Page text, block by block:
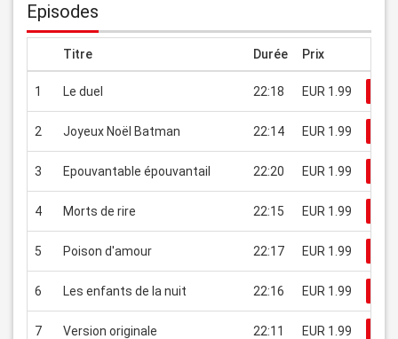
Episodes
Titre Durée Prix
1 Le duel 22:18 EUR 1.99
2 Joyeux Noël Batman 22:14 EUR 1.99
3 Epouvantable épouvantail 22:20 EUR 1.99
4 Morts de rire 22:15 EUR 1.99
5 Poison d'amour 22:17 EUR 1.99
6 Les enfants de la nuit 22:16 EUR 1.99
7 Version originale 22:11 EUR 1.99